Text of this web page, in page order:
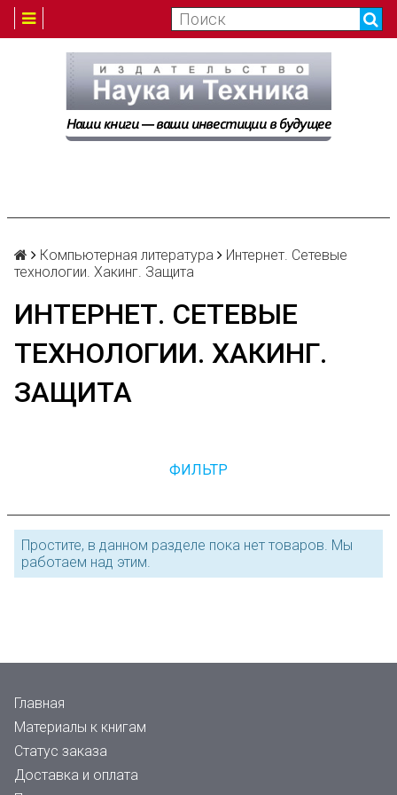
Компьютерная литература
Интернет. Сетевые
технологии. Хакинг. Защита
ИНТЕРНЕТ. СЕТЕВЫЕ
ТЕХНОЛОГИИ. ХАКИНГ.
ЗАЩИТА
ФИЛЬТР
Простите, в данном разделе пока нет товаров. Мы
работаем над этим.
Главная
Материалы к книгам
Статус заказа
Доставка и оплата